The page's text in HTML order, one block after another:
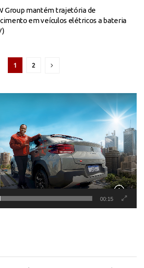
Group mantém trajetória de
em veículos elétricos a bateria
1 2
00:15